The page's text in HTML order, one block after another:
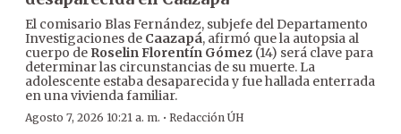
El comisario Blas Fernández, subjefe del Departamento
Investigaciones de Caazapá, afirmó que la autopsia al
cuerpo de Roselin Florentín Gómez (14) será clave para
determinar las circunstancias de su muerte. La
adolescente estaba desaparecida y fue hallada enterrada
en una vivienda familiar.
Agosto 7, 2026 10:21 a. m. · Redacción ÚH